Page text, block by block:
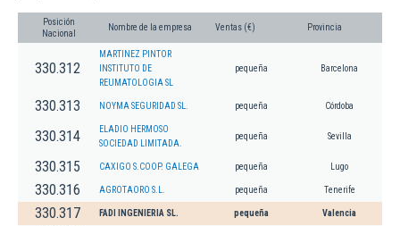
Posición
Nacional
Nombre de la empresa Ventas (€) Provincia
330.312
MARTINEZ PINTOR
INSTITUTO DE
REUMATOLOGIA SL
pequeña Barcelona
330.313 NOYMA SEGURIDAD SL. pequeña Córdoba
330.314
ELADIO HERMOSO
SOCIEDAD LIMITADA.
pequeña Sevilla
330.315 CAXIGO S.COOP. GALEGA pequeña Lugo
330.316 AGROTAORO S.L. pequeña Tenerife
330.317 FADI INGENIERIA SL. pequeña Valencia